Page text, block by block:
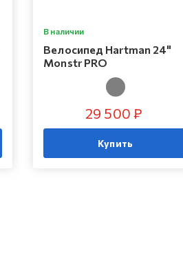
В наличии
Велосипед Hartman 24"
Monstr PRO
29 500 ₽
Купить